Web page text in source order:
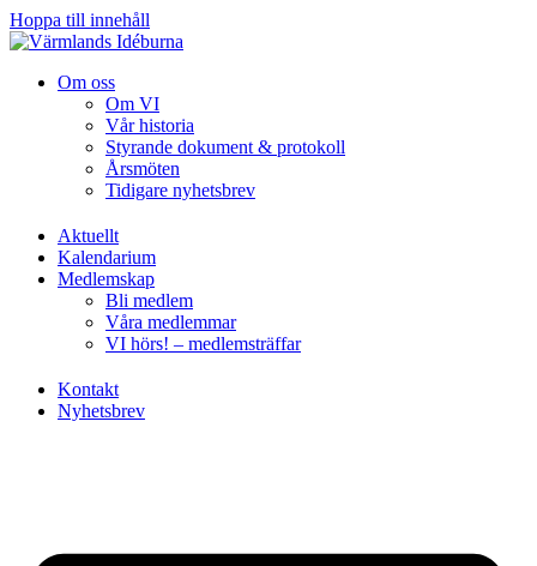
Hoppa till innehåll
Om oss
Om VI
Vår historia
Styrande dokument & protokoll
Årsmöten
Tidigare nyhetsbrev
Aktuellt
Kalendarium
Medlemskap
Bli medlem
Våra medlemmar
VI hörs! – medlemsträffar
Kontakt
Nyhetsbrev